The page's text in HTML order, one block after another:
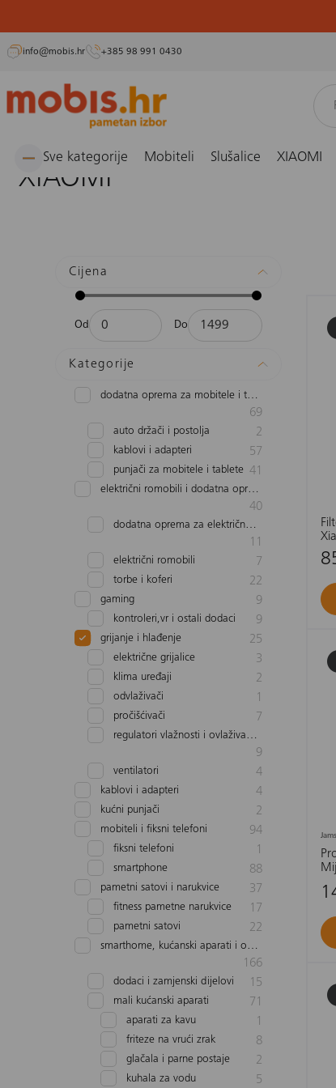
Preskoči
info@mobis.hr +385 98 991 0430
Sve kategorije Mobiteli Slušalice XIAOMI
XIAOMI
XIAOMI
Cijena
Od Do
Kategorije
dodatna oprema za mobitele i tablete
69
auto držači i postolja 2
kablovi i adapteri 57
punjači za mobitele i tablete 41
električni romobili i dodatna oprema
40
dodatna oprema za električne romobile i bicikle
11
električni romobili 7
torbe i koferi 22
gaming 9
kontroleri,vr i ostali dodaci 9
grijanje i hlađenje 25
električne grijalice 3
klima uređaji 2
odvlaživači 1
pročišćivači 7
regulatori vlažnosti i ovlaživači zraka
9
ventilatori 4
kablovi i adapteri 4
kućni punjači 2
mobiteli i fiksni telefoni 94
fiksni telefoni 1
smartphone 88
pametni satovi i narukvice 37
fitness pametne narukvice 17
pametni satovi 22
smarthome, kućanski aparati i osobna njega
166
dodaci i zamjenski dijelovi 15
mali kućanski aparati 71
aparati za kavu 1
friteze na vrući zrak 8
glačala i parne postaje 2
kuhala za vodu 5